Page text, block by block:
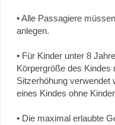
• Alle Passagiere
anlegen.
• Für Kinder unter 8
Körpergröße des
Sitzerhöhung verwendet
eines Kindes ohne
• Die maximal erlaubte